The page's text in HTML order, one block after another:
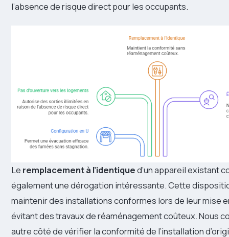
l’absence de risque direct pour les occupants.
Le remplacement à l’identiqued’un appareil existant
également une dérogation intéressante. Cette
maintenir des installations conformes lors de leur mise
évitant des travaux de réaménagement coûteux. Nous
autre côté de vérifier la conformité de l’installation